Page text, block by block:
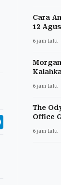
Cara
12
6 jam lalu
6 jam lalu
The
Office
6 jam lalu